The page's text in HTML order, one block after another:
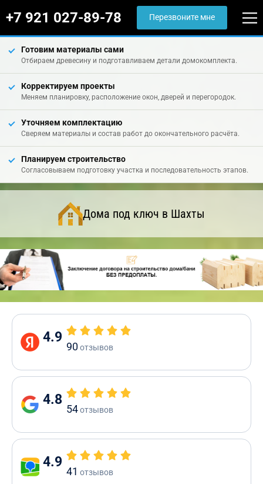
+7 921 027-89-78 Перезвоните мне
Готовим материалы сами
Отбираем древесину и подготавливаем детали домокомплекта.
Корректируем проекты
Меняем планировку, расположение окон, дверей и перегородок.
Уточняем комплектацию
Сверяем материалы и состав работ до окончательного расчёта.
Планируем строительство
Согласовываем подготовку участка и последовательность этапов.
Дома под ключ в Шахты
4.9
90отзывов
4.8
54отзывов
4.9
41 отзывов